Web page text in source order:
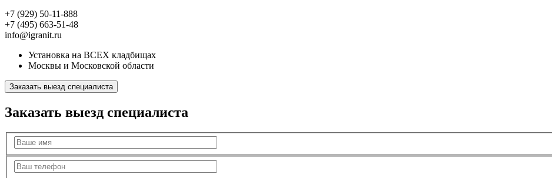
+7 (929) 50-11-888
+7 (495) 663-51-48
info@igranit.ru
Установка на ВСЕХ кладбищах
Москвы и Московской области
Заказать выезд специалиста
Заказать выезд специалиста